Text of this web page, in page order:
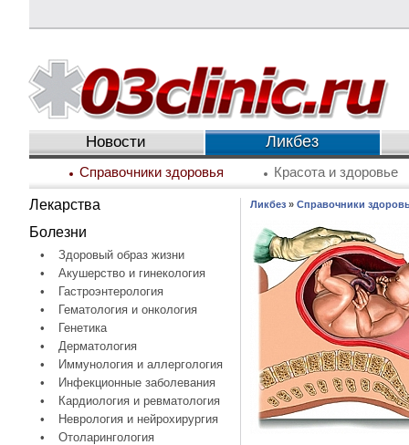
Новости Ликбез
Справочники здоровья Красота и здоровье
Лекарства
Болезни
•
Здоровый образ жизни
•
Акушерство и гинекология
•
Гастроэнтерология
•
Гематология и онкология
•
Генетика
•
Дерматология
•
Иммунология и аллергология
•
Инфекционные заболевания
•
Кардиология и ревматология
•
Неврология и нейрохирургия
•
Отоларингология
Ликбез» Справочники